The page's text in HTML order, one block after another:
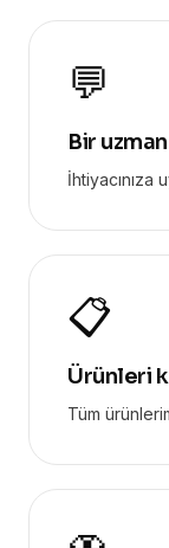
💬
Bir
İhtiyacınıza
📋
Ürünleri
Tüm